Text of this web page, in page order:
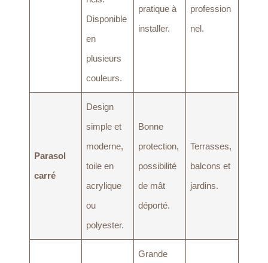
Disponible
en
plusieurs
couleurs.
pratique à
installer.
profession
nel.
Parasol
carré
Design
simple et
moderne,
toile en
acrylique
ou
polyester.
Bonne
protection,
possibilité
de mât
déporté.
Terrasses,
balcons et
jardins.
Grande